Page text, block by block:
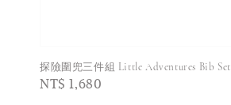
探險圍兜三件組 Little Adventures Bib Set
Regular
NT$ 1,680